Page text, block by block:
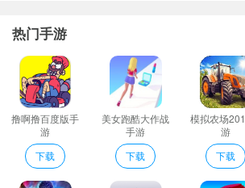
这位姑娘名叫小萝曾是一位大户人家小姐的女
还允许她养了一只大猫。虽然这只大猫法术
它特别护着小萝。
战斗过程中的挑战可以更轻松的提升只要玩
以更快熟悉挑战。
山海异兽降临录点评
1、巧妙铺设探索解谜元素跑图不再枯燥乏味;
热门手游
撸啊撸百度版手
游
下载
美女跑酷大作战
手游
下载
模拟农场
游
下载